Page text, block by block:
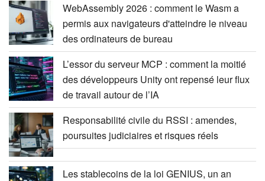
WebAssembly 2026 : comment le Wasm a
permis aux navigateurs d'atteindre le niveau
des ordinateurs de bureau
L’essor du serveur MCP : comment la moitié
des développeurs Unity ont repensé leur flux
de travail autour de l’IA
Responsabilité civile du RSSI : amendes,
poursuites judiciaires et risques réels
Les stablecoins de la loi GENIUS, un an